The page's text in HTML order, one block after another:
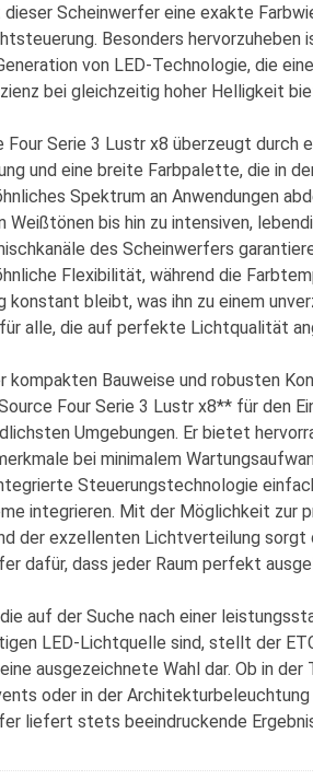
Scheinwerfer eine exakte
Besonders hervorzuheben
von LED-Technologie, die
bei gleichzeitig hoher Helligkeit
Four Serie 3 Lustr x8 überzeugt durch
und eine breite Farbpalette, die in
Spektrum an Anwendungen
Weißtönen bis hin zu intensiven,
des Scheinwerfers
Flexibilität, während die
konstant bleibt, was ihn zu einem
alle, die auf perfekte Lichtqualität
kompakten Bauweise und robusten
Four Serie 3 Lustr x8** für den
Umgebungen. Er bietet
bei minimalem
Steuerungstechnologie
integrieren. Mit der Möglichkeit zur
der exzellenten Lichtverteilung sorgt
dafür, dass jeder Raum perfekt
auf der Suche nach einer
LED-Lichtquelle sind, stellt der
ausgezeichnete Wahl dar. Ob in
oder in der
liefert stets beeindruckende